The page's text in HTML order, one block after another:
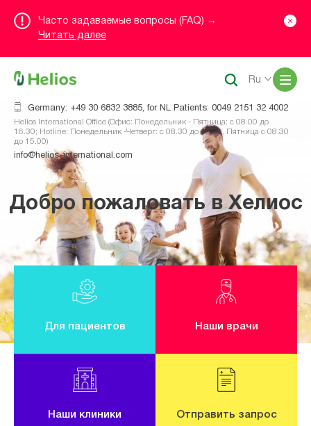
Часто задаваемые вопросы (FAQ) →
Читать далее
Germany: +49 30 6832 3885, for NL Patients: 0049 2151 32 4002
Helios International Office (Офис: Понедельник - Пятница: с 08.00 до
16.30; Hotline: Понедельник -Четверг: с 08.30 до 16.00, Пятница с 08.30
до 15.00)
info@helios-international.com
Ru
Добро пожаловать в Хелиос
Для пациентов Наши врачи
Наши клиники Отправить запрос